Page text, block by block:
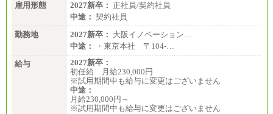
雇用形態
2027新卒： 正社員/契約社員
中途： 契約社員
勤務地
2027新卒： 大阪イノベーション…
中途：
・東京本社 〒104‐…
給与
2027新卒：
初任給 月給230,000円
※試用期間中も給与に変更はございません
中途：
月給230,000円～
※試用期間中も給与に変更はございません